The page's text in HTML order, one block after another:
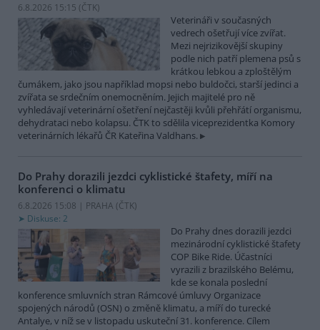
6.8.2026 15:15 (ČTK)
Veterináři v současných
vedrech ošetřují více zvířat.
Mezi nejrizikovější skupiny
podle nich patří plemena psů s
krátkou lebkou a zploštělým
čumákem, jako jsou například mopsi nebo buldočci, starší jedinci a
zvířata se srdečním onemocněním. Jejich majitelé pro ně
vyhledávají veterinární ošetření nejčastěji kvůli přehřátí organismu,
dehydrataci nebo kolapsu. ČTK to sdělila viceprezidentka Komory
veterinárních lékařů ČR Kateřina Valdhans.
Do Prahy dorazili jezdci cyklistické štafety, míří na
konferenci o klimatu
6.8.2026 15:08 | PRAHA (ČTK)
Diskuse: 2
Do Prahy dnes dorazili jezdci
mezinárodní cyklistické štafety
COP Bike Ride. Účastníci
vyrazili z brazilského Belému,
kde se konala poslední
konference smluvních stran Rámcové úmluvy Organizace
spojených národů (OSN) o změně klimatu, a míří do turecké
Antalye, v níž se v listopadu uskuteční 31. konference. Cílem